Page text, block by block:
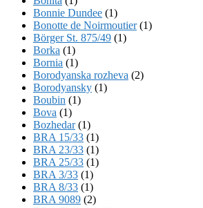
Bonnie Dundee (1)
Bonotte de Noirmoutier(1)
Börger St. 875/49 (1)
Borka (1)
Bornia (1)
Borodyanska rozheva (2)
Borodyansky (1)
Boubin (1)
Bova (1)
Bozhedar(1)
BRA 15/33 (1)
BRA 23/33 (1)
BRA 25/33 (1)
BRA 3/33 (1)
BRA 8/33 (1)
BRA 9089 (2)